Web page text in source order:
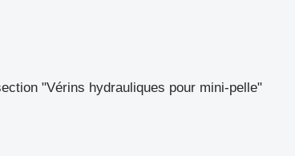
"Vérins hydrauliques pour mini-pelle"